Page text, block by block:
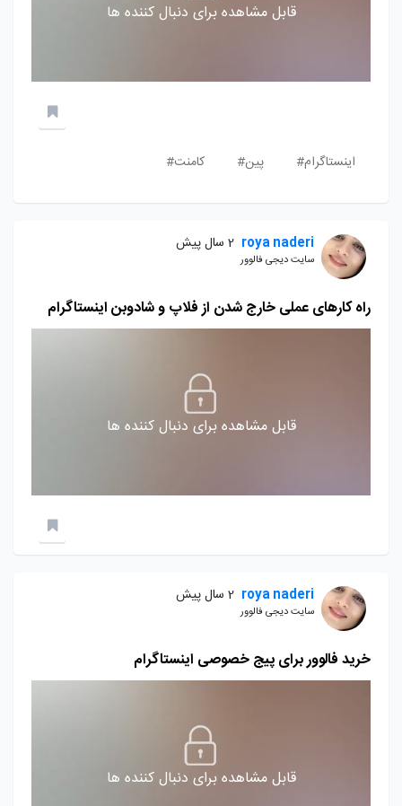
قابل مشاهده برای دنبال کننده ها
اینستاگرام# پین# کامنت#
roya naderi 2 سال پیش
سایت دیجی فالوور
راه کارهای عملی خارج شدن از فلاپ و شادوبن اینستاگرام
قابل مشاهده برای دنبال کننده ها
roya naderi 2 سال پیش
سایت دیجی فالوور
خرید فالوور برای پیج خصوصی اینستاگرام
قابل مشاهده برای دنبال کننده ها